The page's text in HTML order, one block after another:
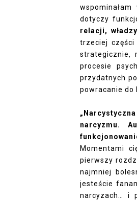
dotyczy
relacji,
trzeciej części
strategicznie,
procesie
przydatnych
powracanie do
narcyzmu.
Momentami
pierwszy
najmniej
jesteście
narcyzach… i